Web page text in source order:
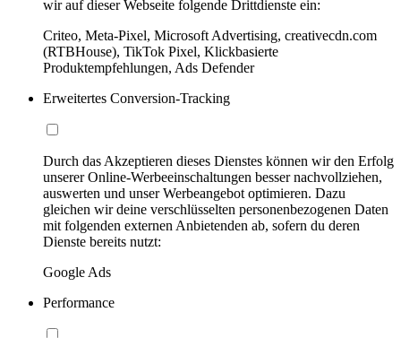
wir auf dieser Webseite folgende Drittdienste ein:
Criteo, Meta-Pixel, Microsoft Advertising, creativecdn.com
(RTBHouse), TikTok Pixel, Klickbasierte
Produktempfehlungen, Ads Defender
Erweitertes Conversion-Tracking
Durch das Akzeptieren dieses Dienstes können wir den Erfolg
unserer Online-Werbeeinschaltungen besser nachvollziehen,
auswerten und unser Werbeangebot optimieren. Dazu
gleichen wir deine verschlüsselten personenbezogenen Daten
mit folgenden externen Anbietenden ab, sofern du deren
Dienste bereits nutzt:
Google Ads
Performance